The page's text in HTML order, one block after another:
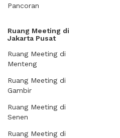
Pancoran
Ruang Meeting di
Jakarta Pusat
Ruang Meeting di
Menteng
Ruang Meeting di
Gambir
Ruang Meeting di
Senen
Ruang Meeting di